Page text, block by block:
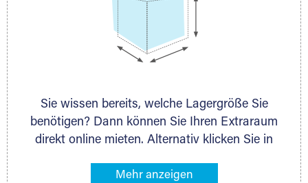
Sie wissen bereits, welche Lagergröße Sie
benötigen? Dann können Sie Ihren Extraraum
direkt online mieten. Alternativ klicken Sie in
Gegenstände an, die Sie einlagern möchten –